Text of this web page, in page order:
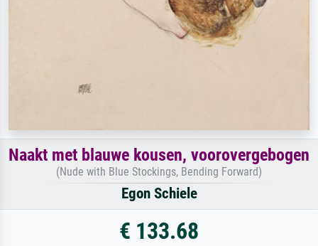
Naakt met blauwe kousen, voorovergebogen
(Nude with Blue Stockings, Bending Forward)
Egon Schiele
€ 133.68